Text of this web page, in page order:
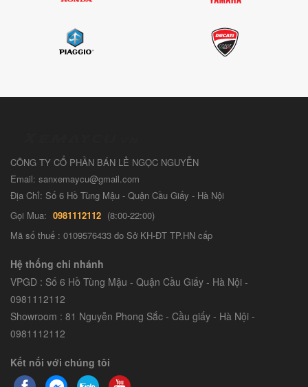
CÔNG TY CỔ PHẦN BÁN LẺ NGỌC NGUYỄN
Email: sanxemaycu@gmail.com
Địa Chỉ: Số 6 Hồ Tùng Mậu - Quận Cầu Giấy - Hà Nội
Gọi Mua: 0981112112 (8:00-22:00)
Mã số thuế : 0109576433 do Sở KH-ĐT TP.HN cấp
Hệ thống chi nhánh
VPGD : Số 6 Hồ Tùng Mậu - Quận Cầu Giấy - Hà Nội -
0981112112
Showroom : 81 Nguyễn Phong Sắc - Cầu giấy - Hà Nội -
0981112112
Kết nối với chúng tôi